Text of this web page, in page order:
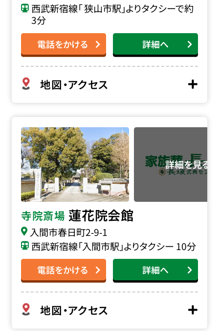
西武新宿線「 狭山市駅」よりタクシーで約
3分
電話をかける 詳細へ
地図・アクセス
寺院斎場 蓮花院会館
入間市春日町2‐9‐1
西武新宿線「入間市駅」よりタクシー 10分
電話をかける 詳細へ
地図・アクセス